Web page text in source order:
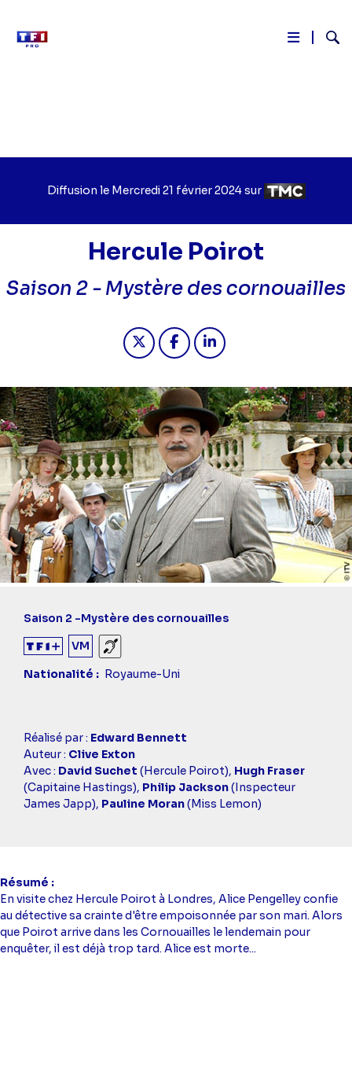
Diffusion le Jour
diffusion
Mercredi 21 février 2024sur Chaîne
diffusion
Hercule Poirot
Saison 2 -Mystère des cornouailles
Partager "2024-02-21 14:05 -
Partager "2024-02-21
Saison 2 -Mystère des cornouailles
VM
Sourds et malentendants
Nationalité
Royaume-Uni
Casting
simba
Réalisé par : Edward Bennett
Auteur : Clive Exton
Avec : David Suchet (Hercule Poirot), Hugh Fraser
(Capitaine Hastings), Philip Jackson(Inspecteur
James Japp), Pauline Moran(Miss Lemon)
Résumé
En visite chez Hercule Poirot à Londres, Alice Pengelley confie
au détective sa crainte d'être empoisonnée par son mari. Alors
que Poirot arrive dans les Cornouailles le lendemain pour
enquêter, il est déjà trop tard. Alice est morte...